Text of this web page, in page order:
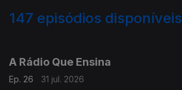
147 episódios disponíveis
A Rádio Que Ensina
Ep. 26
31 jul. 2026